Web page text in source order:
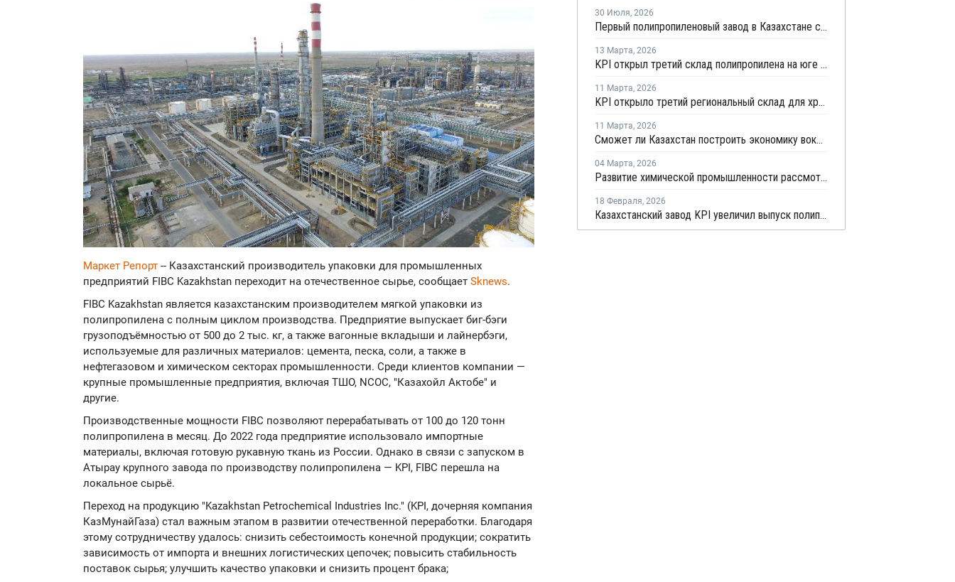
Маркет Репорт -- Казахстанский производитель упаковки для промышленных
предприятий FIBC Kazakhstan переходит на отечественное сырье, сообщает Sknews.
FIBC Kazakhstan является казахстанским производителем мягкой упаковки из
полипропилена с полным циклом производства. Предприятие выпускает биг-бэги
грузоподъёмностью от 500 до 2 тыс. кг, а также вагонные вкладыши и лайнербэги,
используемые для различных материалов: цемента, песка, соли, а также в
нефтегазовом и химическом секторах промышленности. Среди клиентов компании —
крупные промышленные предприятия, включая ТШО, NCOC, "Казахойл Актобе" и
другие.
Производственные мощности FIBC позволяют перерабатывать от 100 до 120 тонн
полипропилена в месяц. До 2022 года предприятие использовало импортные
материалы, включая готовую рукавную ткань из России. Однако в связи с запуском в
Атырау крупного завода по производству полипропилена — KPI, FIBC перешла на
локальное сырьё.
Переход на продукцию "Kazakhstan Petrochemical Industries Inc." (KPI, дочерняя компания
КазМунайГаза) стал важным этапом в развитии отечественной переработки. Благодаря
этому сотрудничеству удалось: снизить себестоимость конечной продукции; сократить
зависимость от импорта и внешних логистических цепочек; повысить стабильность
поставок сырья; улучшить качество упаковки и снизить процент брака;
30 Июля, 2026
Первый полипропиленовый завод в Казахстане с участием СИБУРа терпит убытки
13 Марта, 2026
KPI открыл третий склад полипропилена на юге Казахстана
11 Марта, 2026
KPI открыло третий региональный склад для хранения и оперативной доставки полипропилена
11 Марта, 2026
Сможет ли Казахстан построить экономику вокруг полимеров?
04 Марта, 2026
Развитие химической промышленности рассмотрели в правительстве Казахстана
18 Февраля, 2026
Казахстанский завод KPI увеличил выпуск полипропилена на 71% в 2025 году